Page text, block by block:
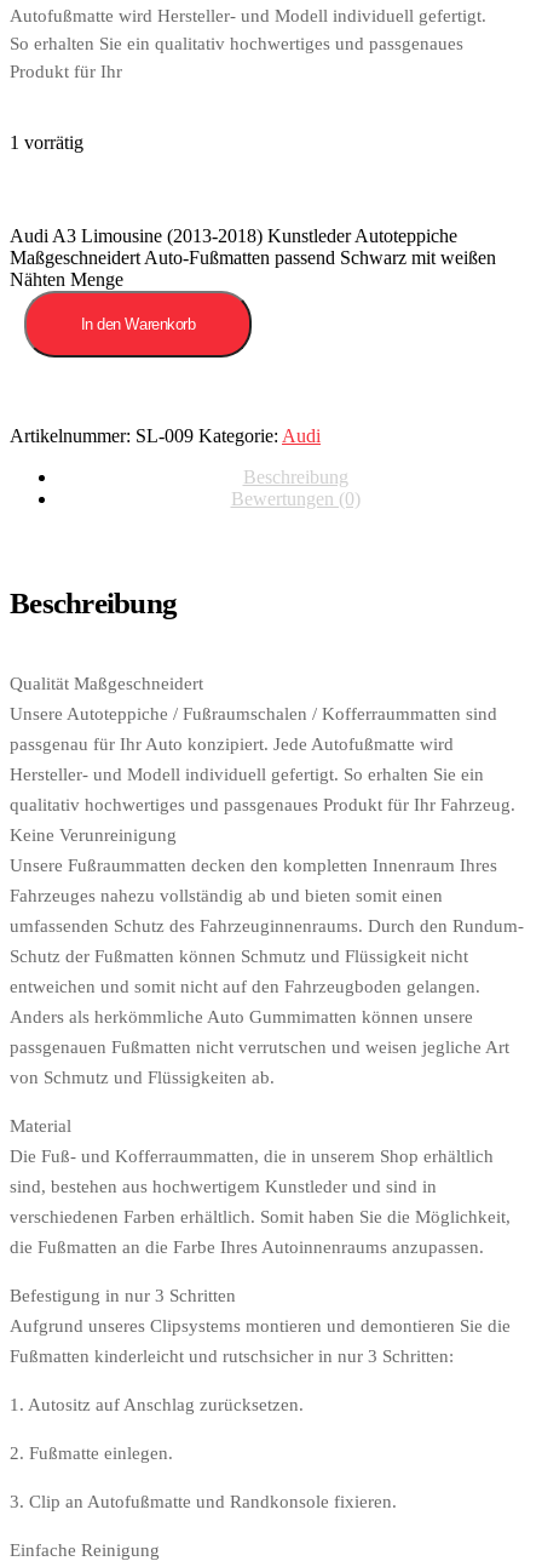
Autofußmatte wird Hersteller- und Modell individuell gefertigt.
So erhalten Sie ein qualitativ hochwertiges und passgenaues
Produkt für Ihr
1 vorrätig
Audi A3 Limousine (2013-2018) Kunstleder Autoteppiche
Maßgeschneidert Auto-Fußmatten passend Schwarz mit weißen
Nähten Menge
In den Warenkorb
Artikelnummer: SL-009 Kategorie: Audi
Beschreibung
Bewertungen (0)
Beschreibung
Qualität Maßgeschneidert
Unsere Autoteppiche / Fußraumschalen / Kofferraummatten sind
passgenau für Ihr Auto konzipiert. Jede Autofußmatte wird
Hersteller- und Modell individuell gefertigt. So erhalten Sie ein
qualitativ hochwertiges und passgenaues Produkt für Ihr Fahrzeug.
Keine Verunreinigung
Unsere Fußraummatten decken den kompletten Innenraum Ihres
Fahrzeuges nahezu vollständig ab und bieten somit einen
umfassenden Schutz des Fahrzeuginnenraums. Durch den Rundum-
Schutz der Fußmatten können Schmutz und Flüssigkeit nicht
entweichen und somit nicht auf den Fahrzeugboden gelangen.
Anders als herkömmliche Auto Gummimatten können unsere
passgenauen Fußmatten nicht verrutschen und weisen jegliche Art
von Schmutz und Flüssigkeiten ab.
Material
Die Fuß- und Kofferraummatten, die in unserem Shop erhältlich
sind, bestehen aus hochwertigem Kunstleder und sind in
verschiedenen Farben erhältlich. Somit haben Sie die Möglichkeit,
die Fußmatten an die Farbe Ihres Autoinnenraums anzupassen.
Befestigung in nur 3 Schritten
Aufgrund unseres Clipsystems montieren und demontieren Sie die
Fußmatten kinderleicht und rutschsicher in nur 3 Schritten:
1. Autositz auf Anschlag zurücksetzen.
2. Fußmatte einlegen.
3. Clip an Autofußmatte und Randkonsole fixieren.
Einfache Reinigung